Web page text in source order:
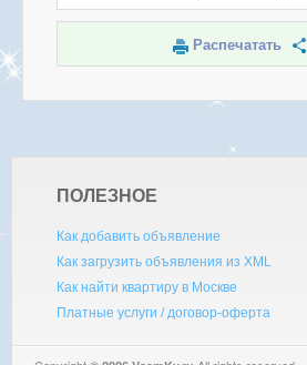
Распечатать
ПОЛЕЗНОЕ
Как добавить объявление
Как загрузить объявления из XML
Как найти квартиру в Москве
Платные услуги / договор-оферта